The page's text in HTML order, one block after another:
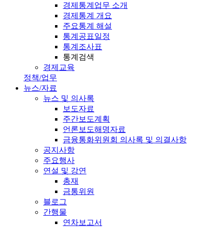
경제통계업무 소개
경제통계 개요
주요통계 해설
통계공표일정
통계조사표
통계검색
경제교육
정책/업무
뉴스/자료
뉴스 및 의사록
보도자료
주간보도계획
언론보도해명자료
금융통화위원회 의사록 및 의결사항
공지사항
주요행사
연설 및 강연
총재
금통위원
블로그
간행물
연차보고서